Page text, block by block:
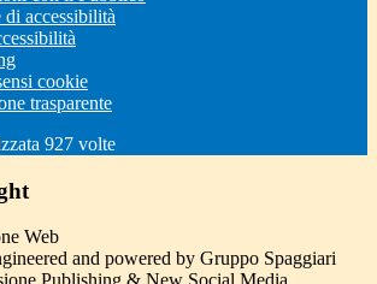
accessibilità
cookie
trasparente
927 volte
and powered by Gruppo Spaggiari